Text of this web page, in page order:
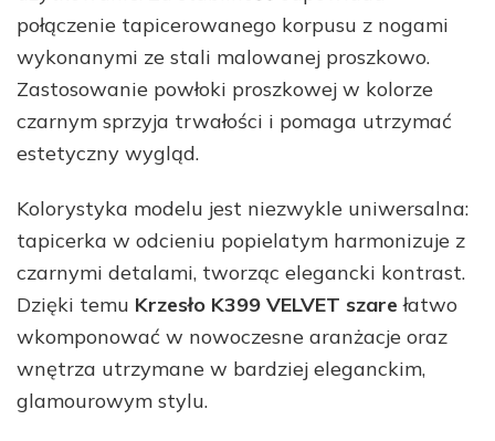
połączenie tapicerowanego korpusu z nogami
wykonanymi ze stali malowanej proszkowo.
Zastosowanie powłoki proszkowej w kolorze
czarnym sprzyja trwałości i pomaga utrzymać
estetyczny wygląd.
Kolorystyka modelu jest niezwykle uniwersalna:
tapicerka w odcieniu popielatym harmonizuje z
czarnymi detalami, tworząc elegancki kontrast.
Dzięki temu Krzesło K399 VELVET szare łatwo
wkomponować w nowoczesne aranżacje oraz
wnętrza utrzymane w bardziej eleganckim,
glamourowym stylu.